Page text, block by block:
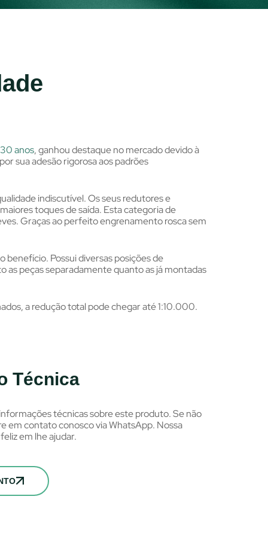
anos, ganhou destaque no mercado devido à
sua adesão rigorosa aos padrões
indiscutível. Os seus redutores e
toques de saída. Esta categoria de
Graças ao perfeito engrenamento rosca sem
Possui diversas posições de
as peças separadamente quanto as já montadas
a redução total pode chegar até 1:10.000.
Técnica
técnicas sobre este produto. Se não
em contato conosco via WhatsApp. Nossa
em lhe ajudar.